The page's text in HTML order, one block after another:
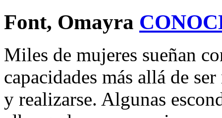
Font, Omayra
Miles de mujeres sueñan
capacidades más allá de
y realizarse. Algunas